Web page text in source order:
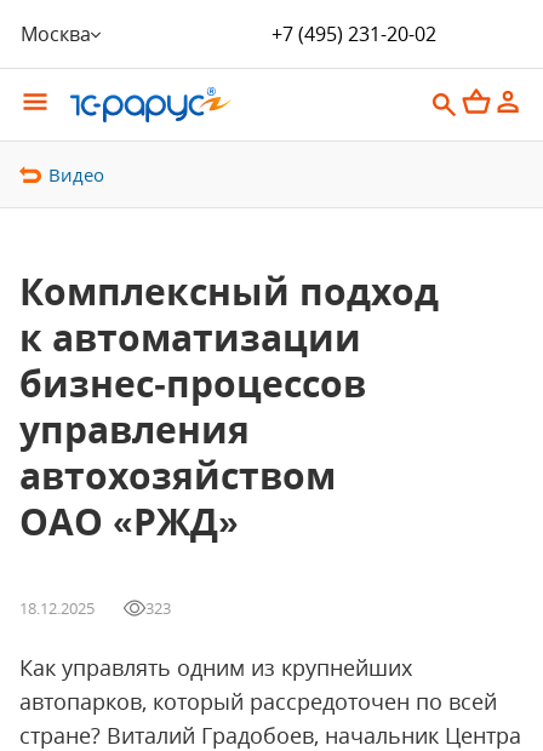
Москва +7 (495) 231-20-02
Видео
Комплексный подход
к автоматизации
бизнес‑процессов
управления
автохозяйством
ОАО «РЖД»
18.12.2025 323
Как управлять одним из крупнейших
автопарков, который рассредоточен по всей
стране? Виталий Градобоев, начальник Центра